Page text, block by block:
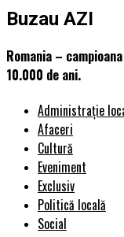
Buzau AZI
Romania –
10.000 de ani.
Administrație
Afaceri
Cultură
Eveniment
Exclusiv
Politică locală
Social